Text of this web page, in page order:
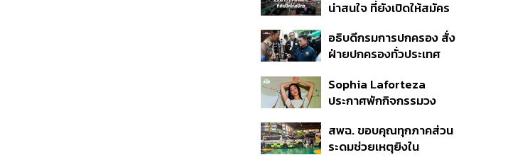
น่าสนใจ ที่ยังเปิดให้สมัคร
อธิบดีกรมการปกครอง สั่ง
ฝ่ายปกครองทั่วประเทศ
อาวุธปืน-ยาเสพติด
Sophia Laforteza
ประกาศพักกิจกรรมวง
ดูแลสุขภาพจิต
สพฉ. ขอบคุณทุกภาคส่วน
ระดมช่วยเหตุยิงใน